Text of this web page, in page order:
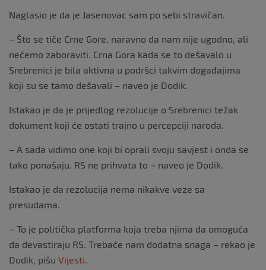
Naglasio je da je Јasenovac sam po sebi stravičan.
– Što se tiče Crne Gore, naravno da nam nije ugodno, ali
nećemo zaboraviti. Crna Gora kada se to dešavalo u
Srebrenici je bila aktivna u podršci takvim događajima
koji su se tamo dešavali – naveo je Dodik.
Istakao je da je prijedlog rezolucije o Srebrenici težak
dokument koji će ostati trajno u percepciji naroda.
– A sada vidimo one koji bi oprali svoju savjest i onda se
tako ponašaju. RS ne prihvata to – naveo je Dodik.
Istakao je da rezolucija nema nikakve veze sa
presudama.
– To je politička platforma koja treba njima da omoguća
da devastiraju RS. Trebaće nam dodatna snaga – rekao je
Dodik, pišu Vijesti